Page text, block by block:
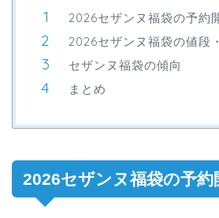
2026セザンヌ福袋の予約
2026セザンヌ福袋の値段
セザンヌ福袋の傾向
まとめ
2026セザンヌ福袋の予約